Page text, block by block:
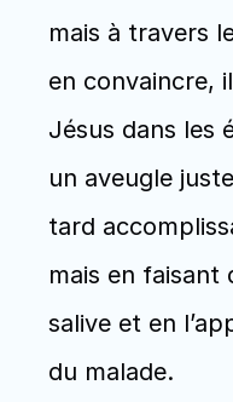
mais à travers
en convaincre,
Jésus dans les
un aveugle
tard
mais en faisant
salive et en
du malade.